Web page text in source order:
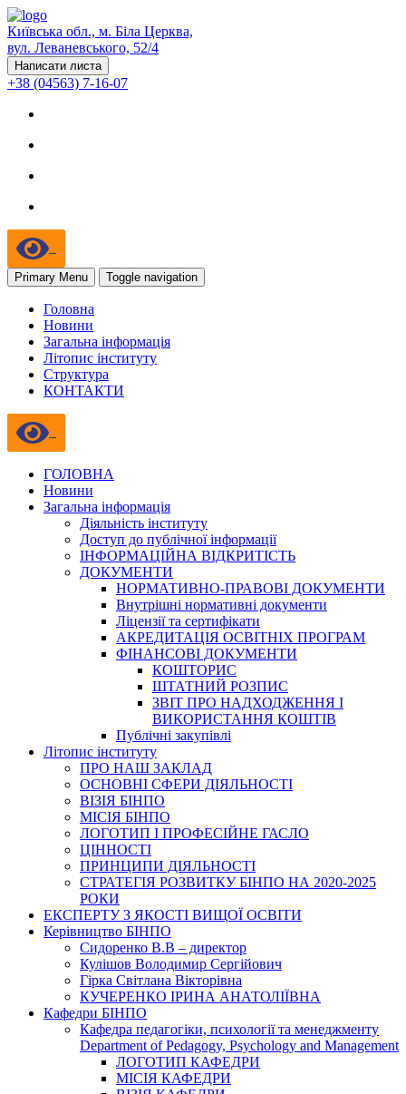
Київська обл., м. Біла Церква,
вул. Леваневського, 52/4
Написати листа
+38 (04563) 7-16-07
Primary Menu Toggle navigation
Головна
Новини
Загальна інформація
Літопис інституту
Структура
КОНТАКТИ
ГОЛОВНА
Новини
Загальна інформація
Діяльність інституту
Доступ до публічної інформації
ІНФОРМАЦІЙНА ВІДКРИТІСТЬ
ДОКУМЕНТИ
НОРМАТИВНО-ПРАВОВІ ДОКУМЕНТИ
Внутрішні нормативні документи
Ліцензії та сертифікати
АКРЕДИТАЦІЯ ОСВІТНІХ ПРОГРАМ
ФІНАНСОВІ ДОКУМЕНТИ
КОШТОРИС
ШТАТНИЙ РОЗПИС
ЗВІТ ПРО НАДХОДЖЕННЯ І
ВИКОРИСТАННЯ КОШТІВ
Публічні закупівлі
Літопис інституту
ПРО НАШ ЗАКЛАД
ОСНОВНІ СФЕРИ ДІЯЛЬНОСТІ
ВІЗІЯ БІНПО
МІСІЯ БІНПО
ЛОГОТИП І ПРОФЕСІЙНЕ ГАСЛО
ЦІННОСТІ
ПРИНЦИПИ ДІЯЛЬНОСТІ
СТРАТЕГІЯ РОЗВИТКУ БІНПО НА 2020-2025
РОКИ
ЕКСПЕРТУ З ЯКОСТІ ВИЩОЇ ОСВІТИ
Керівництво БІНПО
Сидоренко В.В – директор
Кулішов Володимир Сергійович
Гірка Світлана Вікторівна
КУЧЕРЕНКО ІРИНА АНАТОЛІЇВНА
Кафедри БІНПО
Кафедра педагогіки, психології та менеджменту
Department of Pedagogy, Psychology and Management
ЛОГОТИП КАФЕДРИ
МІСІЯ КАФЕДРИ